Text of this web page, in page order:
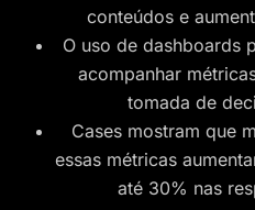
conteúdos e
O uso de dashboards
acompanhar
tomada de
Cases mostram que
essas métricas
até 30% nas